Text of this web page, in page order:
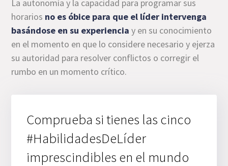
La autonomía y la capacidad para programar sus
horarios no es óbice para que el líder intervenga
basándose en su experienciay en su conocimiento
en el momento en que lo considere necesario y ejerza
su autoridad para resolver conflictos o corregir el
rumbo en un momento crítico.
Comprueba si tienes las cinco
#HabilidadesDeLíder
imprescindibles en el mundo